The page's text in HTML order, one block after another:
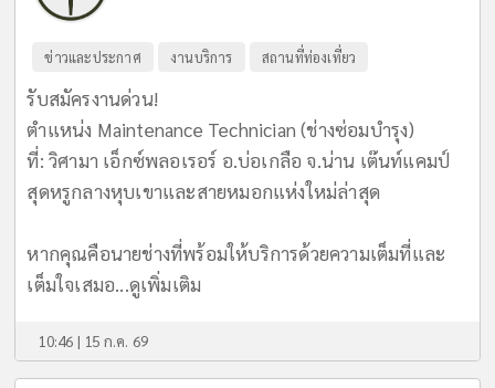
ข่าวและประกาศ งานบริการ สถานที่ท่องเที่ยว
รับสมัครงานด่วน!
ตำแหน่ง Maintenance Technician (ช่างซ่อมบำรุง)
ที่: วิศามา เอ็กซ์พลอเรอร์ อ.บ่อเกลือ จ.น่าน เต๊นท์แคมป์
สุดหรูกลางหุบเขาและสายหมอกแห่งใหม่ล่าสุด
หากคุณคือนายช่างที่พร้อมให้บริการด้วยความเต็มที่และ
เต็มใจเสมอ...ดูเพิ่มเติม
10:46 | 15 ก.ค. 69